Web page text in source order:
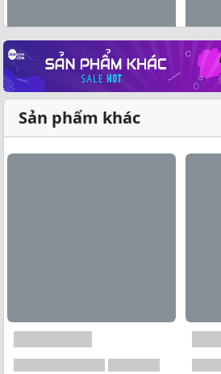
Xem tất cả →
Sản phẩm khác